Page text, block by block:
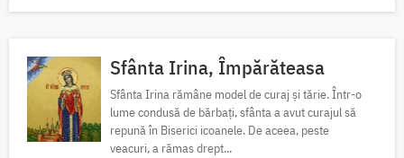
Sfânta Irina, Împărăteasa
Sfânta Irina rămâne model de curaj și tărie. Într-o
lume condusă de bărbați, sfânta a avut curajul să
repună în Biserici icoanele. De aceea, peste
veacuri, a rămas drept...